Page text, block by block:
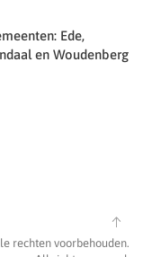
Ede,
en Woudenberg
rechten voorbehouden.